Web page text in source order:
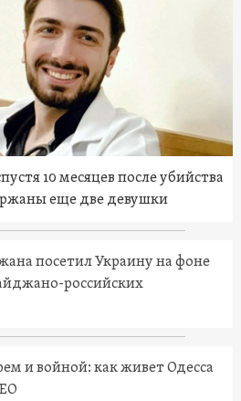
10 месяцев после убийства
еще две девушки
посетил Украину на фоне
российских
и войной: как живет Одесса